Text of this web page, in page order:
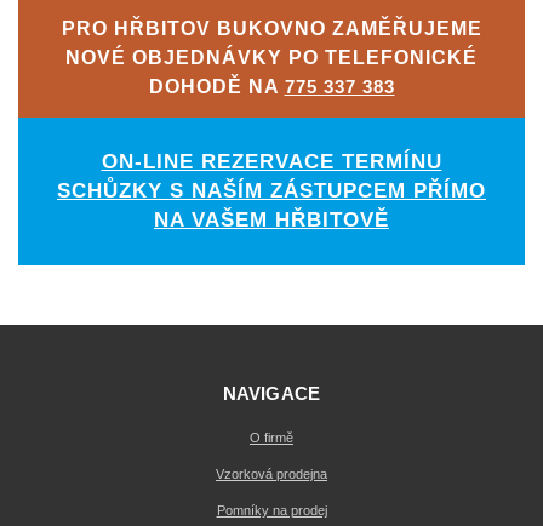
PRO HŘBITOV BUKOVNO ZAMĚŘUJEME
NOVÉ OBJEDNÁVKY PO TELEFONICKÉ
DOHODĚ NA 775 337 383
ON-LINE REZERVACE TERMÍNU
SCHŮZKY S NAŠÍM ZÁSTUPCEM PŘÍMO
NA VAŠEM HŘBITOVĚ
NAVIGACE
O firmě
Vzorková prodejna
Pomníky na prodej